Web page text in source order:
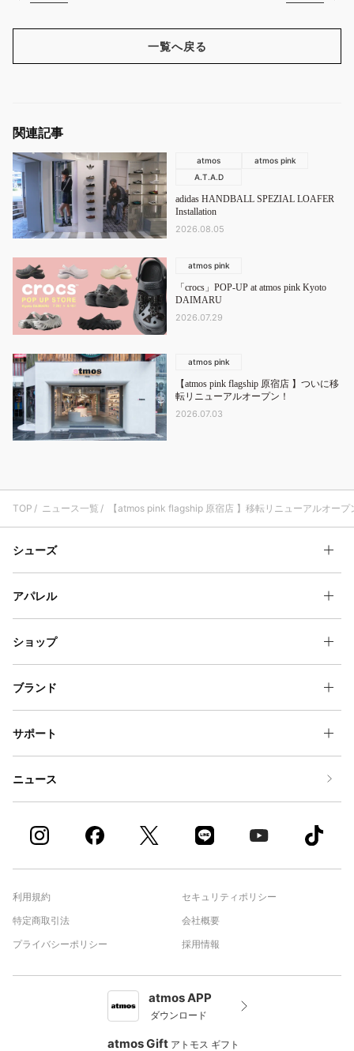
一覧へ戻る
関連記事
atmos
atmos pink
A.T.A.D
adidas HANDBALL SPEZIAL LOAFER
Installation
2026.08.05
atmos pink
「crocs」POP-UP at atmos pink Kyoto
DAIMARU
2026.07.29
atmos pink
【atmos pink flagship 原宿店 】ついに移
転リニューアルオープン！
2026.07.03
TOP ニュース一覧 【atmos pink flagship 原宿店 】移転リニューアルオープ
シューズ
アパレル
ショップ
ブランド
サポート
ニュース
利用規約
特定商取引法
プライバシーポリシー
セキュリティポリシー
会社概要
採用情報
atmos APP
ダウンロード
atmos Gift アトモス ギフト